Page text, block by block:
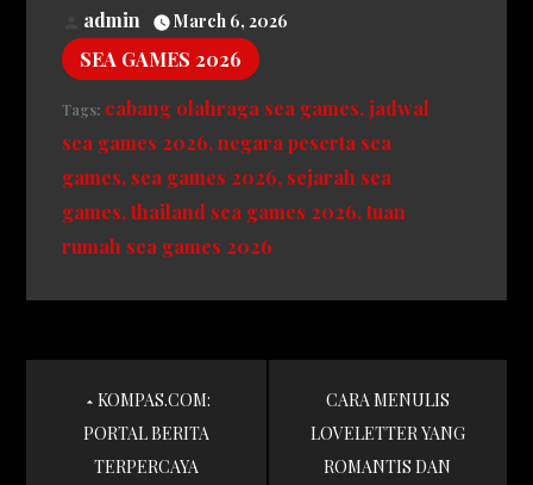
admin March 6, 2026
SEA GAMES 2026
Tags: cabang olahraga sea games jadwal
sea games 2026 negara peserta sea
games sea games 2026 sejarah sea
games thailand sea games 2026 tuan
rumah sea games 2026
Post
navigation
KOMPAS.COM:
PORTAL BERITA
TERPERCAYA
CARA MENULIS
LOVELETTER YANG
ROMANTIS DAN